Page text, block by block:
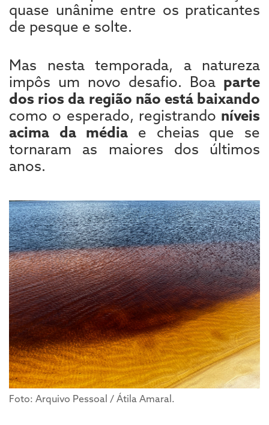
quase unânime entre os praticantes
de pesque e solte.
Mas nesta temporada, a natureza
impôs um novo desafio. Boa parte
dos rios da região não está baixando
como o esperado, registrando níveis
acima da média e cheias que se
tornaram as maiores dos últimos
anos.
Foto: Arquivo Pessoal / Átila Amaral.